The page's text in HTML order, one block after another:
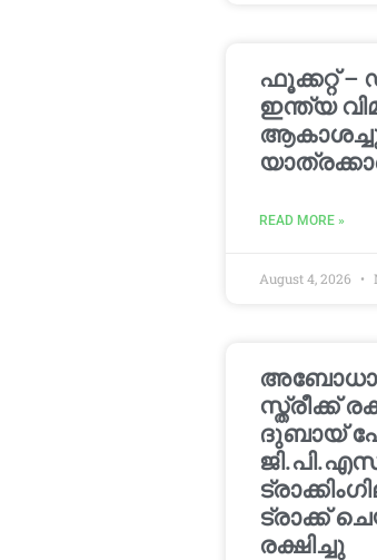
ഫൂക്കറ്റ്
ഇന്ത്യ
READ MORE »
August 4, 2026
സ്ത്രീക്ക്
ദുബായ്
ട്രാക്ക്
രക്ഷിച്ചു